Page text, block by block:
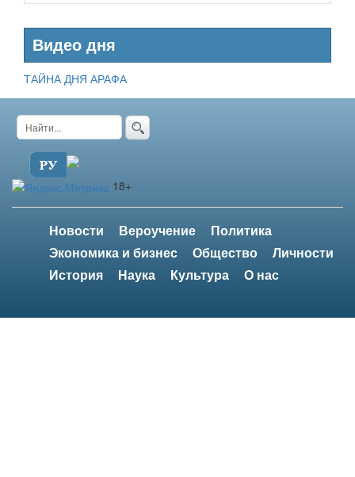
Видео дня
ТАЙНА ДНЯ АРАФА
Новости Вероучение
Политика
Экономика и бизнес
Общество
Личности
История
Наука Культура О нас
18+